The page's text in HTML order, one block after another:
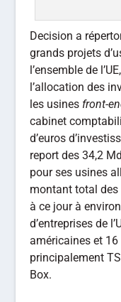
Decision a
grands projets
l’ensemble de
l’allocation des
les usines front-
cabinet
d’euros
report des 34,2
pour ses usines
montant total des
à ce jour à
d’entreprises de
américaines et 16
principalement
Box.